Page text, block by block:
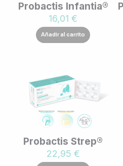
Probactis Infantia®
16,01€
Añadir al carrito
Probactis Strep®
22,95 €